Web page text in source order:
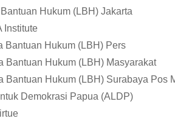
Hukum (LBH) Jakarta
Institute
Bantuan Hukum (LBH) Pers
Bantuan Hukum (LBH) Masyarakat
Bantuan Hukum (LBH) Surabaya Pos
Demokrasi Papua (ALDP)